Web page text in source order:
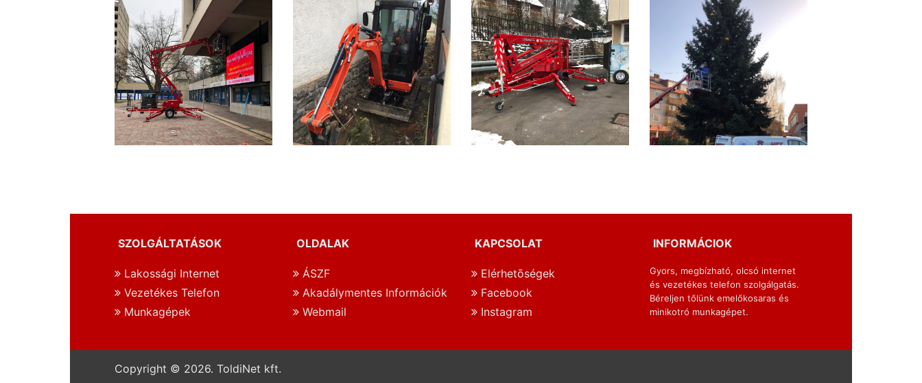
SZOLGÁLTATÁSOK
Lakossági Internet
Vezetékes Telefon
Munkagépek
OLDALAK
ÁSZF
Akadálymentes Információk
Webmail
KAPCSOLAT
Elérhetōségek
Facebook
Instagram
INFORMÁCIOK
Gyors, megbízható, olcsó internet
és vezetékes telefon szolgálgatás.
Béreljen tőlünk emelőkosaras és
minikotró munkagépet.
Copyright © 2026. ToldiNet kft.